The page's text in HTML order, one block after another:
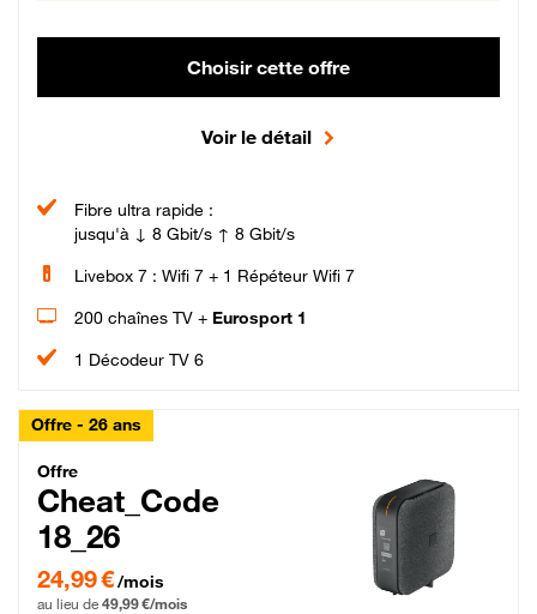
Choisir cette offre
Voir le détail
Fibre ultra rapide :
jusqu'à ↓ 8 Gbit/s ↑ 8 Gbit/s
Livebox 7 : Wifi 7 + 1 Répéteur Wifi 7
200 chaînes TV + Eurosport 1
1 Décodeur TV 6
Offre - 26 ans
Cheat_Code Fibre_18_26
Offre
Cheat_Code
18_26
24,99 € par mois pendant 0 mois puis 49,99 € par mois, Sans engagement
24,99 €/mois
au lieu de 49,99 €/mois